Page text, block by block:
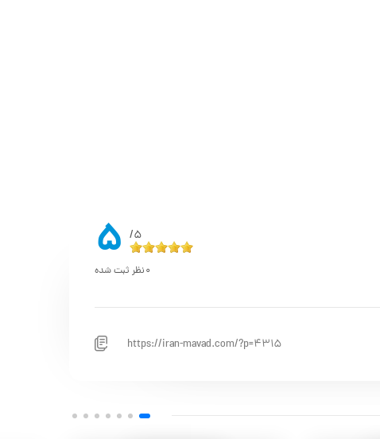
5/
5 0نظر ثبت شده
https://iran-mavad.com/?p=4315